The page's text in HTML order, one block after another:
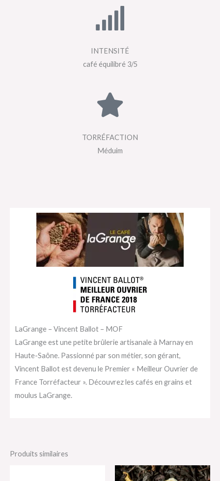
INTENSITÉ
café équilibré 3/5
TORRÉFACTION
Méduim
LaGrange – Vincent Ballot – MOF
LaGrange est une petite brûlerie artisanale à Marnay en
Haute-Saône. Passionné par son métier, son gérant,
Vincent Ballot est devenu le Premier « Meilleur Ouvrier de
France Torréfacteur ». Découvrez les cafés en grains et
moulus LaGrange.
Produits similaires